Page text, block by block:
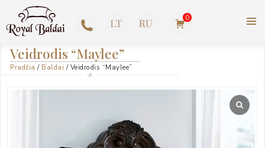
Pereiti
prie
turinio
ROYAL BALDAI |
AMERIKIETIŠKI ASHLEY
BALDAI
+370
623
77727
0
Veidrodis “Maylee”
Pradžia / Baldai / Veidrodis “Maylee”